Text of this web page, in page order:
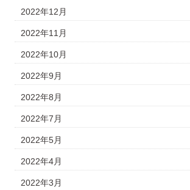
2022年12月
2022年11月
2022年10月
2022年9月
2022年8月
2022年7月
2022年5月
2022年4月
2022年3月